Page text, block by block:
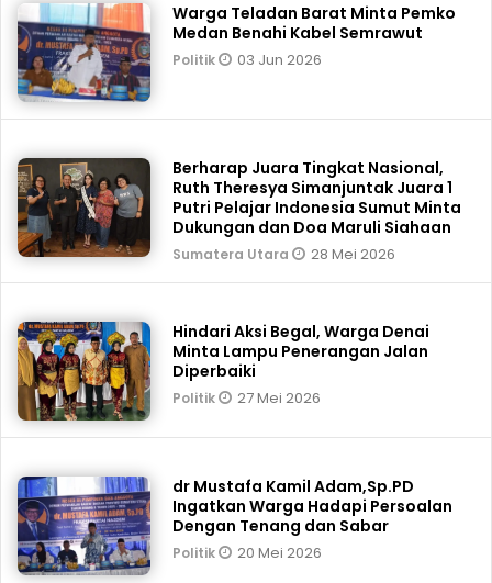
Warga Teladan Barat Minta Pemko
Medan Benahi Kabel Semrawut
Politik 03 Jun 2026
Berharap Juara Tingkat Nasional,
Ruth Theresya Simanjuntak Juara 1
Putri Pelajar Indonesia Sumut Minta
Dukungan dan Doa Maruli Siahaan
Sumatera Utara 28 Mei 2026
Hindari Aksi Begal, Warga Denai
Minta Lampu Penerangan Jalan
Diperbaiki
Politik 27 Mei 2026
dr Mustafa Kamil Adam,Sp.PD
Ingatkan Warga Hadapi Persoalan
Dengan Tenang dan Sabar
Politik 20 Mei 2026